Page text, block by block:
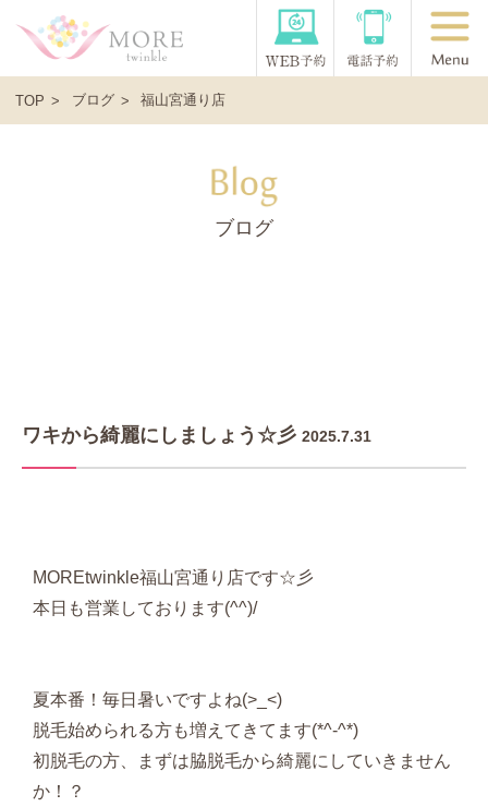
TOP ブログ 福山宮通り店
ブログ
ワキから綺麗にしましょう☆彡 2025.7.31
MOREtwinkle福山宮通り店です☆彡
本日も営業しております(^^)/
夏本番！毎日暑いですよね(>_<)
脱毛始められる方も増えてきてます(*^-^*)
初脱毛の方、まずは脇脱毛から綺麗にしていきません
か！？